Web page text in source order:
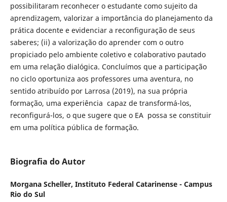
possibilitaram reconhecer o estudante como sujeito da
aprendizagem, valorizar a importância do planejamento da
prática docente e evidenciar a reconfiguração de seus
saberes; (ii) a valorização do aprender com o outro
propiciado pelo ambiente coletivo e colaborativo pautado
em uma relação dialógica. Concluímos que a participação
no ciclo oportuniza aos professores uma aventura, no
sentido atribuído por Larrosa (2019), na sua própria
formação, uma experiência capaz de transformá-los,
reconfigurá-los, o que sugere que o EA possa se constituir
em uma política pública de formação.
Biografia do Autor
Morgana Scheller, Instituto Federal Catarinense - Campus
Rio do Sul